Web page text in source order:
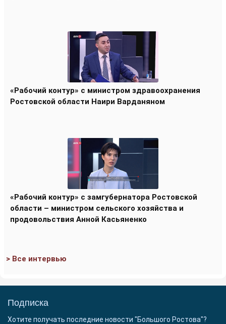
«Рабочий контур» с министром здравоохранения
Ростовской области Наири Варданяном
«Рабочий контур» с замгубернатора Ростовской
области – министром сельского хозяйства и
продовольствия Анной Касьяненко
> Все интервью
Подписка
Хотите получать последние новости "Большого Ростова"?